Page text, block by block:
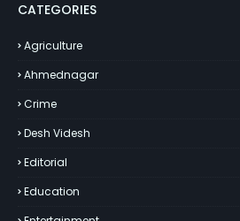
CATEGORIES
Agriculture
Ahmednagar
Crime
Desh Videsh
Editorial
Education